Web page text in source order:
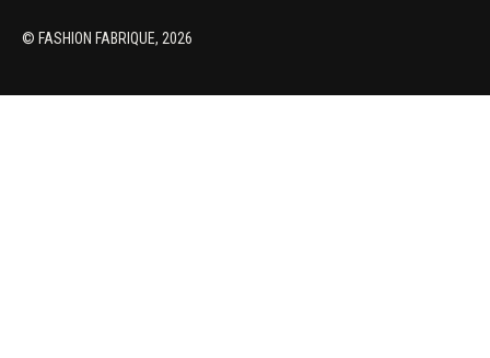
© FASHION FABRIQUE, 2026